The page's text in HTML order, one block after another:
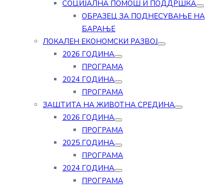
СОЦИЈАЛНА ПОМОШ И ПОДДРШКА
ОБРАЗЕЦ ЗА ПОДНЕСУВАЊЕ НА
БАРАЊЕ
ЛОКАЛЕН ЕКОНОМСКИ РАЗВОЈ
2026 ГОДИНА
ПРОГРАМА
2024 ГОДИНА
ПРОГРАМА
ЗАШТИТА НА ЖИВОТНА СРЕДИНА
2026 ГОДИНА
ПРОГРАМА
2025 ГОДИНА
ПРОГРАМА
2024 ГОДИНА
ПРОГРАМА